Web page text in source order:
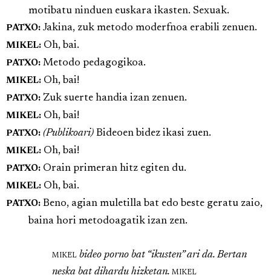
motibatu ninduen euskara ikasten. Sexuak.
PATXO: Jakina, zuk metodo moderfnoa erabili zenuen.
MIKEL: Oh, bai.
PATXO: Metodo pedagogikoa.
MIKEL: Oh, bai!
PATXO: Zuk suerte handia izan zenuen.
MIKEL: Oh, bai!
PATXO: (Publikoari) Bideoen bidez ikasi zuen.
MIKEL: Oh, bai!
PATXO: Orain primeran hitz egiten du.
MIKEL: Oh, bai.
PATXO: Beno, agian muletilla bat edo beste geratu zaio,
baina hori metodoagatik izan zen.
mikelbideo porno bat “ikusten” ari da. Bertan
neska bat dihardu hizketan. mikel